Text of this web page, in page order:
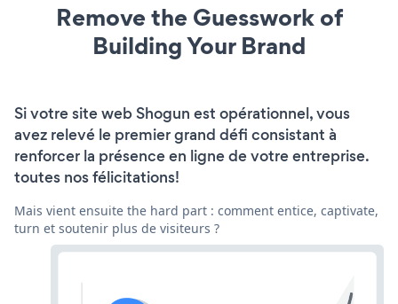
Remove the Guesswork of
Building Your Brand
Si votre site web Shogun est opérationnel, vous
avez relevé le premier grand défi consistant à
renforcer la présence en ligne de votre entreprise.
toutes nos félicitations!
Mais vient ensuite the hard part : comment entice, captivate,
turn et soutenir plus de visiteurs ?